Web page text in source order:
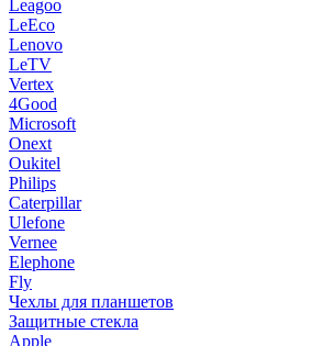
Leagoo
LeEco
Lenovo
LeTV
Vertex
4Good
Microsoft
Onext
Oukitel
Philips
Caterpillar
Ulefone
Vernee
Elephone
Fly
Чехлы для планшетов
Защитные стекла
Apple